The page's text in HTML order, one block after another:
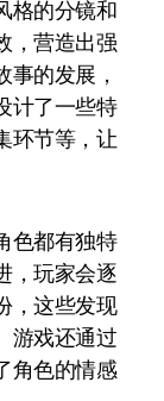
格的分镜和
，营造出强
事的发展，
计了一些特
环节等，让
色都有独特
，玩家会逐
，这些发现
游戏还通过
角色的情感